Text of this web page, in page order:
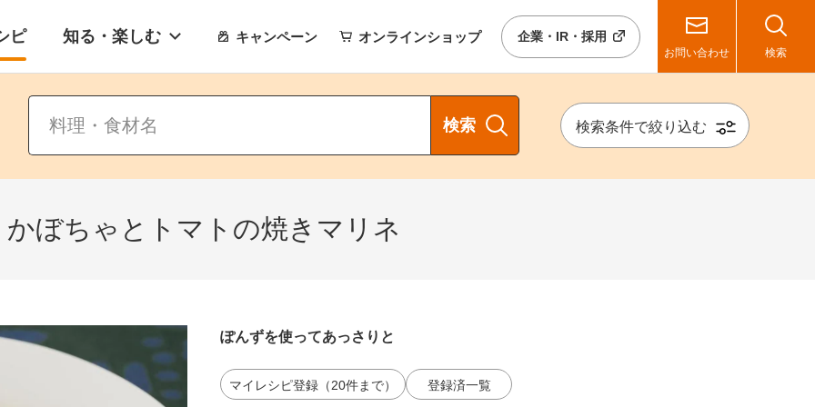
ピ 知る・楽しむ キャンペーン オンラインショップ 企業・IR・採用
お問い合わせ 検索
検索 検索条件で絞り込む
かぼちゃとトマトの焼きマリネ
ぽんずを使ってあっさりと
マイレシピ登録（20件まで） 登録済一覧